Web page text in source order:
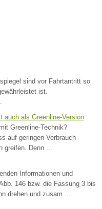
sind vor Fahrtantritt so
ist.
auch als Greenline-Version
Greenline-Technik?
auf geringen Verbrauch
greifen. Denn ...
Informationen und
146 bzw. die Fassung 3 bis
drehen und zusam ...